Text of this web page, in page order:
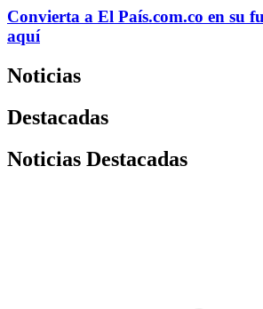
Convierta a El País.com.co en su
aquí
Noticias
Destacadas
Noticias Destacadas